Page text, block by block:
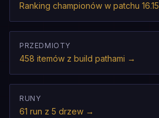
Ranking championów w patchu 16.15
PRZEDMIOTY
458 itemów z build pathami →
RUNY
61 run z 5 drzew →